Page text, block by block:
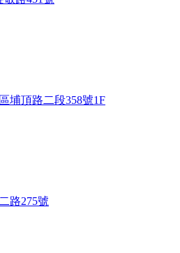
埔頂路二段358號1F
路275號